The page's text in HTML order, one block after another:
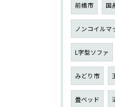
前橋市 国
ノンコイルマ
L字型ソファ
みどり市
畳ベッド